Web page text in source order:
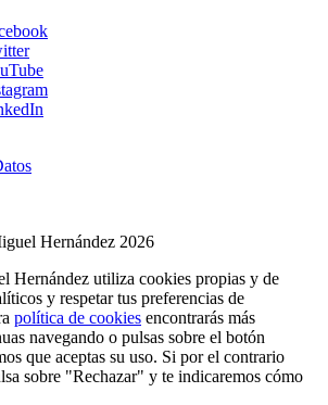
Hernández 2026
Hernández utiliza cookies propias y de
y respetar tus preferencias de
política de cookies encontrarás más
navegando o pulsas sobre el botón
que aceptas su uso. Si por el contrario
sobre "Rechazar" y te indicaremos cómo